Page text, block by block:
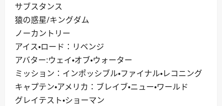
サブスタンス
猿の惑星/キングダム
ノーカントリー
アイス・ロード：リベンジ
アバター:ウェイ・オブ・ウォーター
ミッション：インポッシブル・ファイナル・レコニング
キャプテン・アメリカ：ブレイブ・ニュー・ワールド
グレイテスト・ショーマン